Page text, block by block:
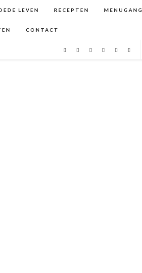
LEVEN RECEPTEN MENUGANG
CONTACT